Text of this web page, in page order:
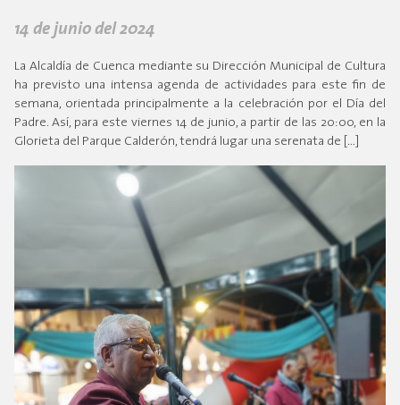
14 de junio del 2024
La Alcaldía de Cuenca mediante su Dirección Municipal de Cultura
ha previsto una intensa agenda de actividades para este fin de
semana, orientada principalmente a la celebración por el Día del
Padre. Así, para este viernes 14 de junio, a partir de las 20:00, en la
Glorieta del Parque Calderón, tendrá lugar una serenata de […]